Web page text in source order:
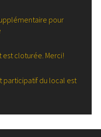
pour
cloturée. Merci!
participatif du local est